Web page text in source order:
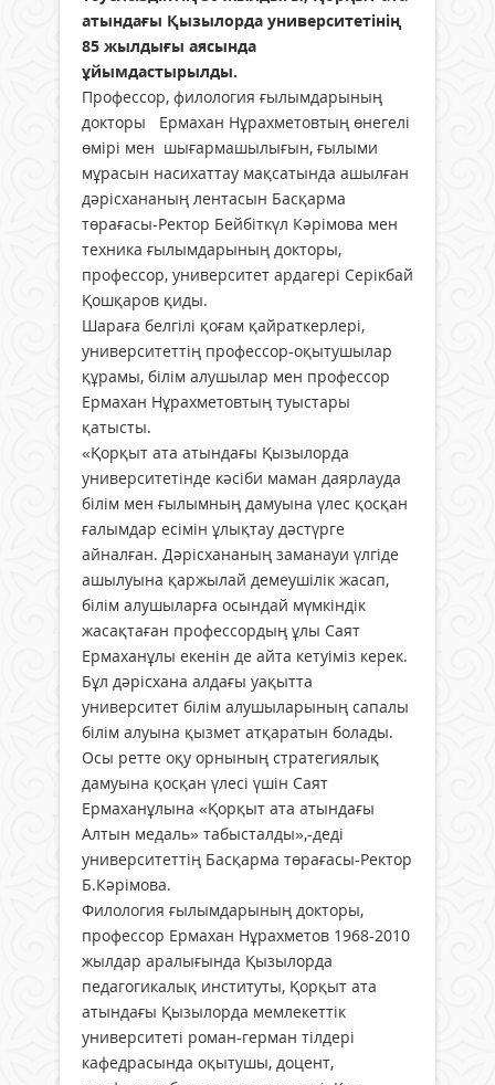
атындағы Қызылорда университетінің
85 жылдығы аясында
ұйымдастырылды.
Профессор, филология ғылымдарының
докторы Ермахан Нұрахметовтың өнегелі
өмірі мен шығармашылығын, ғылыми
мұрасын насихаттау мақсатында ашылған
дәрісхананың лентасын Басқарма
төрағасы-Ректор Бейбіткүл Кәрімова мен
техника ғылымдарының докторы,
профессор, университет ардагері Серікбай
Қошқаров қиды.
Шараға белгілі қоғам қайраткерлері,
университеттің профессор-оқытушылар
құрамы, білім алушылар мен профессор
Ермахан Нұрахметовтың туыстары
қатысты.
«Қорқыт ата атындағы Қызылорда
университетінде кәсіби маман даярлауда
білім мен ғылымның дамуына үлес қосқан
ғалымдар есімін ұлықтау дәстүрге
айналған. Дәрісхананың заманауи үлгіде
ашылуына қаржылай демеушілік жасап,
білім алушыларға осындай мүмкіндік
жасақтаған профессордың ұлы Саят
Ермаханұлы екенін де айта кетуіміз керек.
Бұл дәрісхана алдағы уақытта
университет білім алушыларының сапалы
білім алуына қызмет атқаратын болады.
Осы ретте оқу орнының стратегиялық
дамуына қосқан үлесі үшін Саят
Ермаханұлына «Қорқыт ата атындағы
Алтын медаль» табысталды»,-деді
университеттің Басқарма төрағасы-Ректор
Б.Кәрімова.
Филология ғылымдарының докторы,
профессор Ермахан Нұрахметов 1968-2010
жылдар аралығында Қызылорда
педагогикалық институты, Қорқыт ата
атындағы Қызылорда мемлекеттік
университеті роман-герман тілдері
кафедрасында оқытушы, доцент,